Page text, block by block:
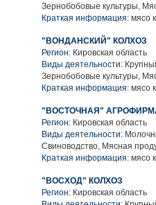
Зернобобовые культуры,
Краткая информация: мясо
"ВОНДАНСКИЙ" КОЛХОЗ
Регион: Кировская область
Виды деятельности:
Зернобобовые культуры,
Краткая информация: мясо
"ВОСТОЧНАЯ"
Регион: Кировская область
Виды деятельности:
Свиноводство, Мясная
Краткая информация: мясо
"ВОСХОД" КОЛХОЗ
Регион: Кировская область